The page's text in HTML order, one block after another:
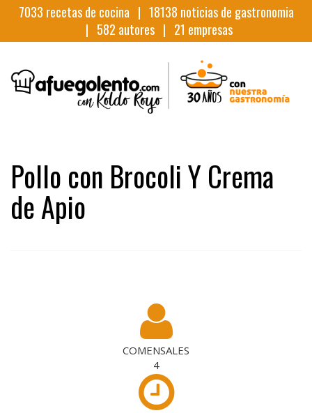
7033 recetas de cocina | 18138 noticias de gastronomia
| 582 autores | 21 empresas
Pollo con Brocoli Y Crema
de Apio
COMENSALES
4